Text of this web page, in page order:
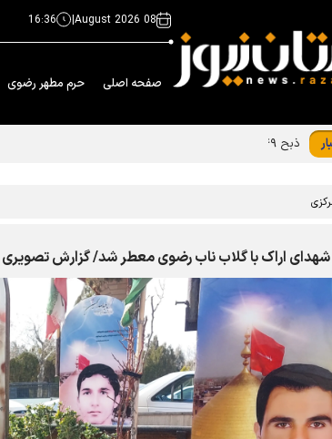
08 August 2026
|
16:36
صفحه اصلی حرم مطهر رضوی
ذبح ۴۹ رأس دام در استان مرکزی هم‌زمان با ماه ذی‌الحجه
شهدای اراک با گلاب ناب رضوی معطر شد/ گزارش تصویری